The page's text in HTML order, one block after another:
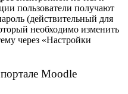
пользователи получают
(действительный для
необходимо изменить
через «Настройки
Moodle